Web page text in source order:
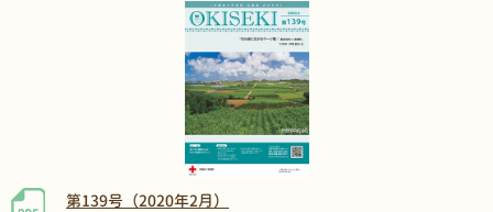
第139号（2020年2月）